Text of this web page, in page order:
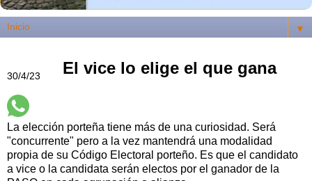
▼
30/4/23 El vice lo elige el que gana
La elección porteña tiene más de una curiosidad. Será
"concurrente" pero a la vez mantendrá una modalidad
propia de su Código Electoral porteño. Es que el candidato
a vice o la candidata serán electos por el ganador de la